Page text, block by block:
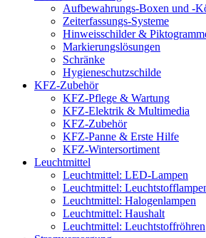
Aufbewahrungs-Boxen und -
Zeiterfassungs-Systeme
Hinweisschilder &
Markierungslösungen
Schränke
Hygieneschutzschilde
KFZ-Zubehör
KFZ-Pflege & Wartung
KFZ-Elektrik & Multimedia
KFZ-Zubehör
KFZ-Panne & Erste Hilfe
KFZ-Wintersortiment
Leuchtmittel
Leuchtmittel: LED-Lampen
Leuchtmittel:
Leuchtmittel: Halogenlampen
Leuchtmittel: Haushalt
Leuchtmittel: Leuchtstoffröhren